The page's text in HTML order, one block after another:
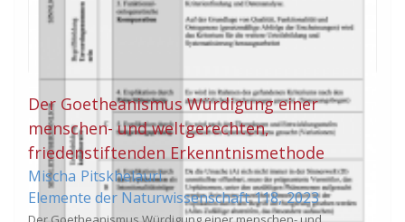
Der Goetheanismus Würdigung einer
menschen- und weltgerechten,
friedenstiftenden Erkenntnismethode
Mischa Pitskhelauri
Elemente der Naturwissenschaft 118, 2023